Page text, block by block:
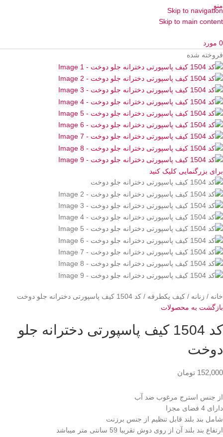
Skip to navigation
Skip to main content
منو
0 مورد
فروخته شده
برای بزرگنمایی کلیک کنید
خانه زنانه کیف یکطرفه
کد 1504 کیف پاسپورتی دخترانه جلو دوخت
بازگشت به محصولات
کد 1504 کیف پاسپورتی دخترانه جلو
دوخت
152,000 تومان
از جنس استرج مرغوب ضد آب
دارای 4 فضای مجزا
شامل بند بلند قابل تنظیم از جنس برزنت
ارتفاع بند بلند آن از روی دوش تقریبا 59 سانتی متر میباشد